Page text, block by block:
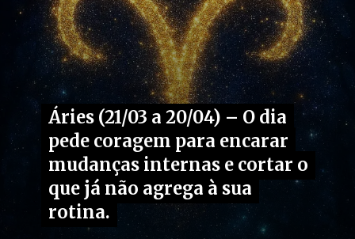
Áries (21/03 a 20/04) – O dia
pede coragem para encarar
mudanças internas e cortar o
que já não agrega à sua
rotina.
Áries (21/03 a 20/04) – O dia
pede coragem para encarar
mudanças internas e cortar o
que já não agrega à sua
rotina.